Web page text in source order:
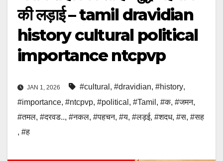
की लड़ाई – tamil dravidian
history cultural political
importance ntcpvp
JAN 1, 2026 #cultural , #dravidian, #history,
#importance, #ntcpvp, #political , #Tamil , #क, #जमन,
#तमल, #दरवड.., #नकल, #पहचन, #य, #लड़ई, #शदध, #स, #सह
, #ह